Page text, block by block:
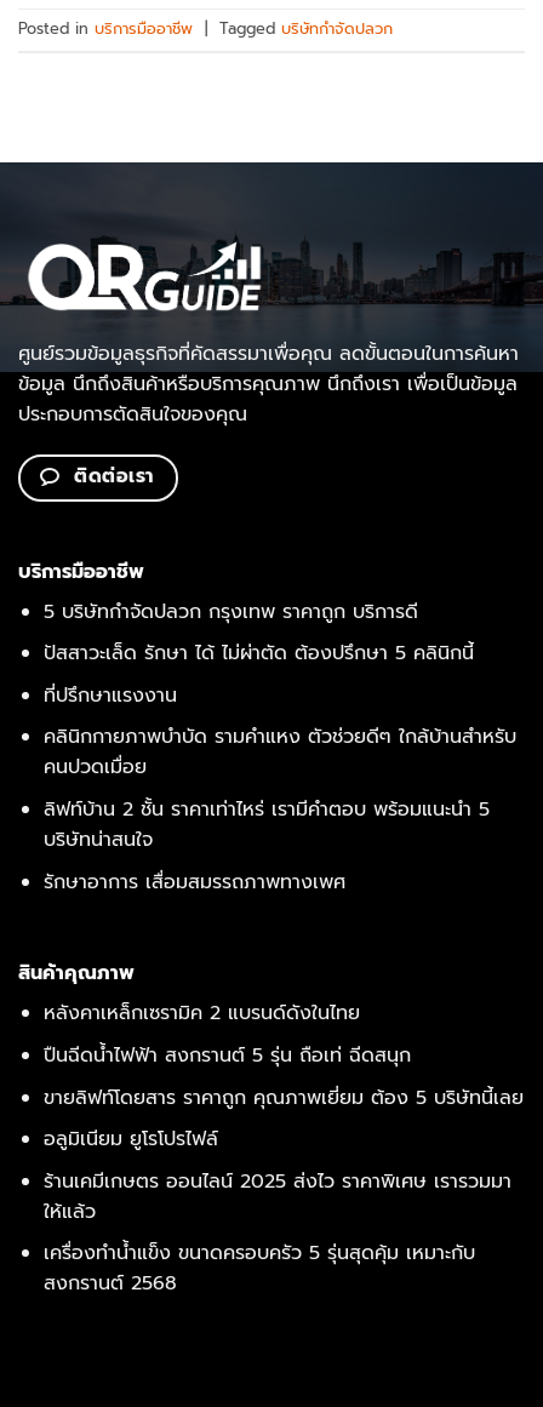
Posted in บริการมืออาชีพ Tagged บริษัทกำจัดปลวก
ศูนย์รวมข้อมูลธุรกิจที่คัดสรรมาเพื่อคุณ ลดขั้นตอนในการค้นหา
ข้อมูล นึกถึงสินค้าหรือบริการคุณภาพ นึกถึงเรา เพื่อเป็นข้อมูล
ประกอบการตัดสินใจของคุณ
ติดต่อเรา
บริการมืออาชีพ
5 บริษัทกำจัดปลวก กรุงเทพ ราคาถูก บริการดี
ปัสสาวะเล็ด รักษา ได้ ไม่ผ่าตัด ต้องปรึกษา 5 คลินิกนี้
ที่ปรึกษาแรงงาน
คลินิกกายภาพบำบัด รามคำแหง ตัวช่วยดีๆ ใกล้บ้านสำหรับ
คนปวดเมื่อย
ลิฟท์บ้าน 2 ชั้น ราคาเท่าไหร่ เรามีคำตอบ พร้อมแนะนำ 5
บริษัทน่าสนใจ
รักษาอาการ เสื่อมสมรรถภาพทางเพศ
สินค้าคุณภาพ
หลังคาเหล็กเซรามิค 2 แบรนด์ดังในไทย
ปืนฉีดน้ำไฟฟ้า สงกรานต์ 5 รุ่น ถือเท่ ฉีดสนุก
ขายลิฟท์โดยสาร ราคาถูก คุณภาพเยี่ยม ต้อง 5 บริษัทนี้เลย
อลูมิเนียม ยูโรโปรไฟล์
ร้านเคมีเกษตร ออนไลน์ 2025 ส่งไว ราคาพิเศษ เรารวมมา
ให้แล้ว
เครื่องทำน้ำแข็ง ขนาดครอบครัว 5 รุ่นสุดคุ้ม เหมาะกับ
สงกรานต์ 2568